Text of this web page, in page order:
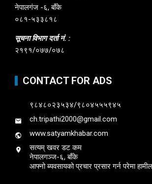
नेपालगंज -६, बाँके
०८१-५३३८१८
सूचना विभाग दर्ता नं. :
२१९१/०७७/०७८
CONTACT FOR ADS
९८४८०२३५३४/९८०४५५५९४५
ch.tripathi2000@gmail.com
www.satyamkhabar.com
सत्यम् खवर डट कम
नेपालगञ्ज-६, बाँके
आफ्नो ब्यवसायको प्रचार प्रसार गर्न परेमा